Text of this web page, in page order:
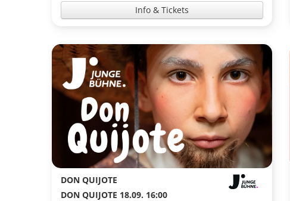
Info & Tickets
DON QUIJOTE
DON QUIJOTE 18.09. 16:00